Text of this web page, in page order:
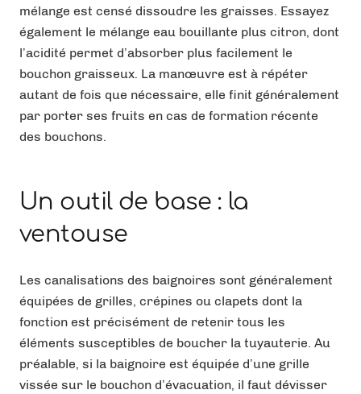
mélange est censé dissoudre les graisses. Essayez
également le mélange eau bouillante plus citron, dont
l’acidité permet d’absorber plus facilement le
bouchon graisseux. La manœuvre est à répéter
autant de fois que nécessaire, elle finit généralement
par porter ses fruits en cas de formation récente
des bouchons.
Un outil de base : la
ventouse
Les canalisations des baignoires sont généralement
équipées de grilles, crépines ou clapets dont la
fonction est précisément de retenir tous les
éléments susceptibles de boucher la tuyauterie. Au
préalable, si la baignoire est équipée d’une grille
vissée sur le bouchon d’évacuation, il faut dévisser